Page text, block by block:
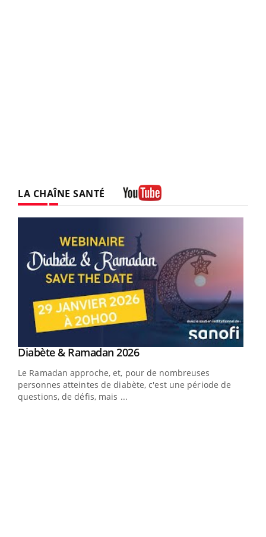
LA CHAÎNE SANTÉ
Youtube
Diabète & Ramadan 2026Youtube
Le Ramadan approche, et, pour de nombreuses
personnes atteintes de diabète, c'est une période de
questions, de défis, mais ...